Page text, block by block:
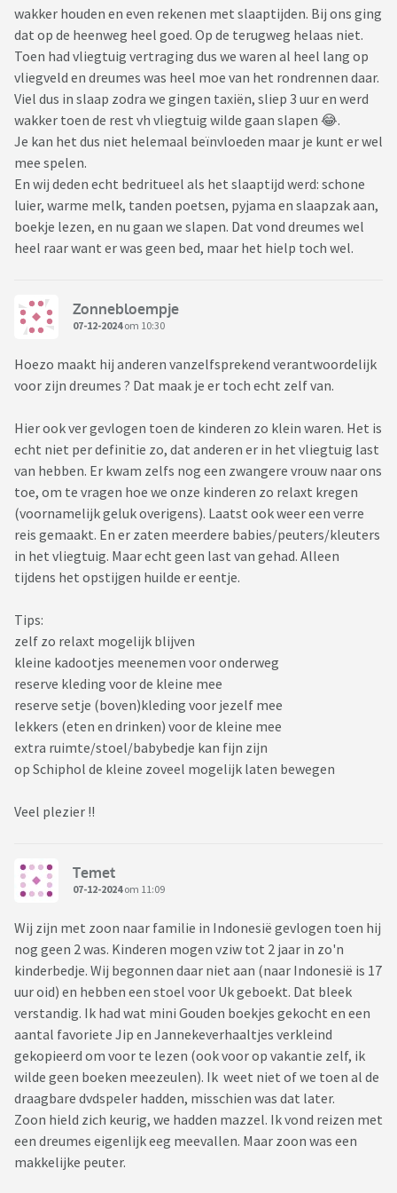
wakker houden en even rekenen met slaaptijden. Bij ons ging
dat op de heenweg heel goed. Op de terugweg helaas niet.
Toen had vliegtuig vertraging dus we waren al heel lang op
vliegveld en dreumes was heel moe van het rondrennen daar.
Viel dus in slaap zodra we gingen taxiën, sliep 3 uur en werd
wakker toen de rest vh vliegtuig wilde gaan slapen 😂.
Je kan het dus niet helemaal beïnvloeden maar je kunt er wel
mee spelen.
En wij deden echt bedritueel als het slaaptijd werd: schone
luier, warme melk, tanden poetsen, pyjama en slaapzak aan,
boekje lezen, en nu gaan we slapen. Dat vond dreumes wel
heel raar want er was geen bed, maar het hielp toch wel.
Zonnebloempje
07-12-2024om 10:30
Hoezo maakt hij anderen vanzelfsprekend verantwoordelijk
voor zijn dreumes ? Dat maak je er toch echt zelf van.
Hier ook ver gevlogen toen de kinderen zo klein waren. Het is
echt niet per definitie zo, dat anderen er in het vliegtuig last
van hebben. Er kwam zelfs nog een zwangere vrouw naar ons
toe, om te vragen hoe we onze kinderen zo relaxt kregen
(voornamelijk geluk overigens). Laatst ook weer een verre
reis gemaakt. En er zaten meerdere babies/peuters/kleuters
in het vliegtuig. Maar echt geen last van gehad. Alleen
tijdens het opstijgen huilde er eentje.
Tips:
zelf zo relaxt mogelijk blijven
kleine kadootjes meenemen voor onderweg
reserve kleding voor de kleine mee
reserve setje (boven)kleding voor jezelf mee
lekkers (eten en drinken) voor de kleine mee
extra ruimte/stoel/babybedje kan fijn zijn
op Schiphol de kleine zoveel mogelijk laten bewegen
Veel plezier !!
Temet
07-12-2024om 11:09
Wij zijn met zoon naar familie in Indonesië gevlogen toen hij
nog geen 2 was. Kinderen mogen vziw tot 2 jaar in zo'n
kinderbedje. Wij begonnen daar niet aan (naar Indonesië is 17
uur oid) en hebben een stoel voor Uk geboekt. Dat bleek
verstandig. Ik had wat mini Gouden boekjes gekocht en een
aantal favoriete Jip en Jannekeverhaaltjes verkleind
gekopieerd om voor te lezen (ook voor op vakantie zelf, ik
wilde geen boeken meezeulen). Ik weet niet of we toen al de
draagbare dvdspeler hadden, misschien was dat later.
Zoon hield zich keurig, we hadden mazzel. Ik vond reizen met
een dreumes eigenlijk eeg meevallen. Maar zoon was een
makkelijke peuter.